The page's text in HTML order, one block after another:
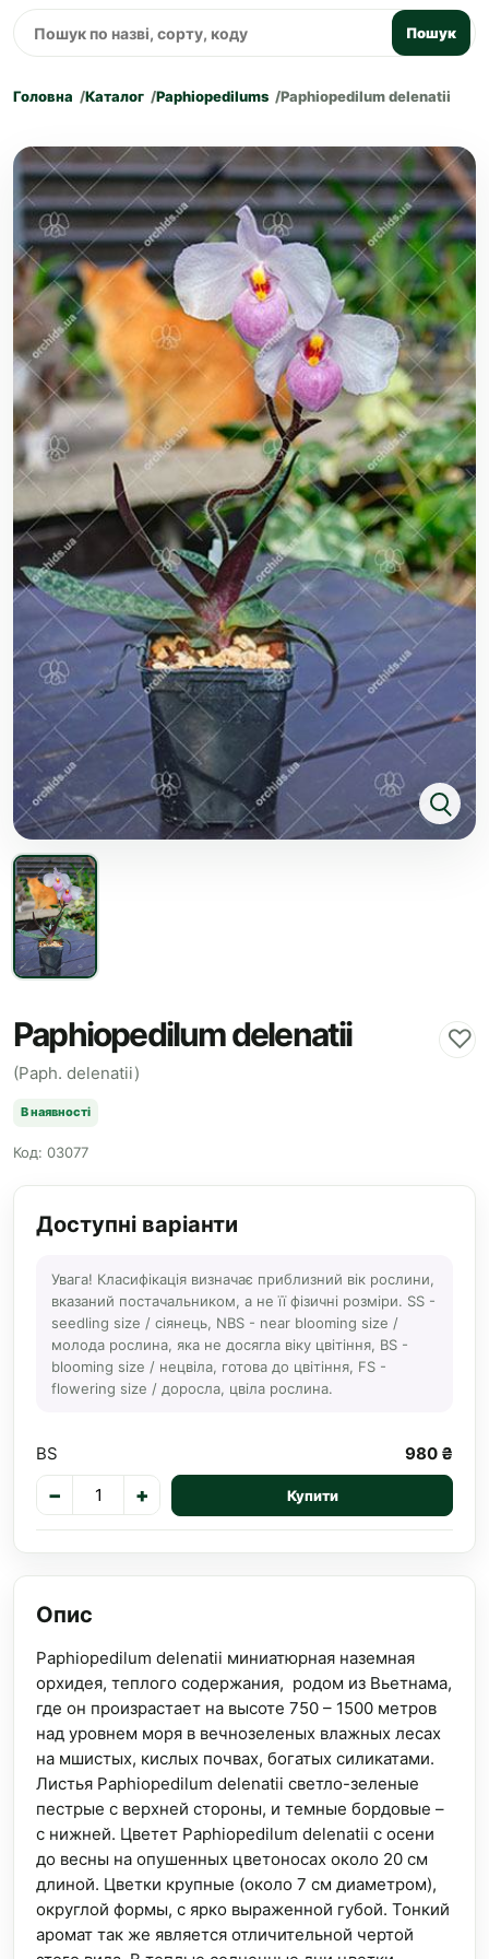
Пошук
Головна Каталог Paphiopedilums Paphiopedilum delenatii
Paphiopedilum delenatii ♡
(Paph. delenatii)
В наявності
Код: 03077
Доступні варіанти
Увага! Класифікація визначає приблизний вік рослини,
вказаний постачальником, а не її фізичні розміри. SS -
seedling size / сіянець, NBS - near blooming size /
молода рослина, яка не досягла віку цвітіння, BS -
blooming size / нецвіла, готова до цвітіння, FS -
flowering size / доросла, цвіла рослина.
BS 980 ₴
− + Купити
Опис
Paphiopedilum delenatii миниатюрная наземная
орхидея, теплого содержания, родом из Вьетнама,
где он произрастает на высоте 750 – 1500 метров
над уровнем моря в вечнозеленых влажных лесах
на мшистых, кислых почвах, богатых силикатами.
Листья Paphiopedilum delenatii светло-зеленые
пестрые с верхней стороны, и темные бордовые –
с нижней. Цветет Paphiopedilum delenatii с осени
до весны на опушенных цветоносах около 20 см
длиной. Цветки крупные (около 7 см диаметром),
округлой формы, с ярко выраженной губой. Тонкий
аромат так же является отличительной чертой